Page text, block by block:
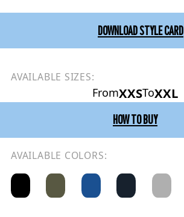
DOWNLOAD STYLE CARD
AVAILABLE SIZES:
FromXXSToXXL
HOW TO BUY
AVAILABLE COLORS: